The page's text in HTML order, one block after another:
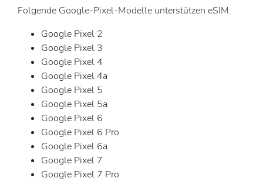
Folgende Google-Pixel-Modelle unterstützen eSIM:
Google Pixel 2
Google Pixel 3
Google Pixel 4
Google Pixel 4a
Google Pixel 5
Google Pixel 5a
Google Pixel 6
Google Pixel 6 Pro
Google Pixel 6a
Google Pixel 7
Google Pixel 7 Pro